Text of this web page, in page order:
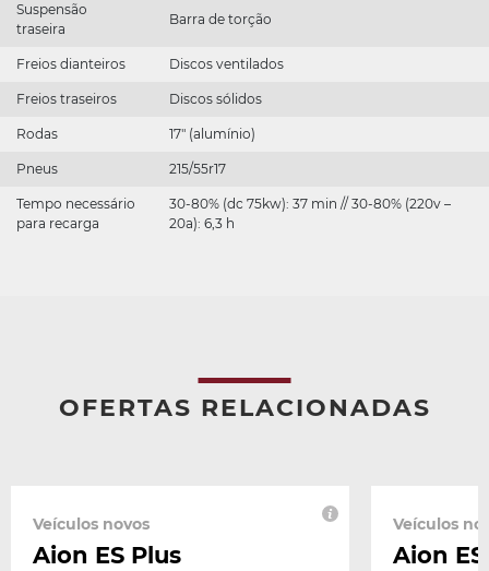
Suspensão
traseira
Barra de torção
Freios dianteiros Discos ventilados
Freios traseiros Discos sólidos
Rodas 17" (alumínio)
Pneus 215/55r17
Tempo necessário
para recarga
30-80% (dc 75kw): 37 min // 30-80% (220v –
20a): 6,3 h
OFERTAS RELACIONADAS
Veículos novos
Aion ES Plus
Veículos
Aion